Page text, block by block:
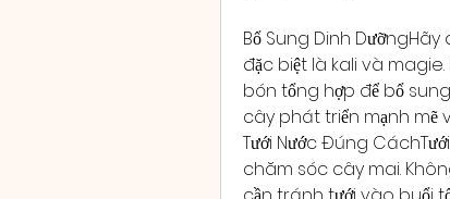
Bổ Sung Dinh
đặc biệt là kali và
bón tổng hợp để bổ
cây phát triển mạnh mẽ
Tưới Nước Đúng
chăm sóc cây mai.